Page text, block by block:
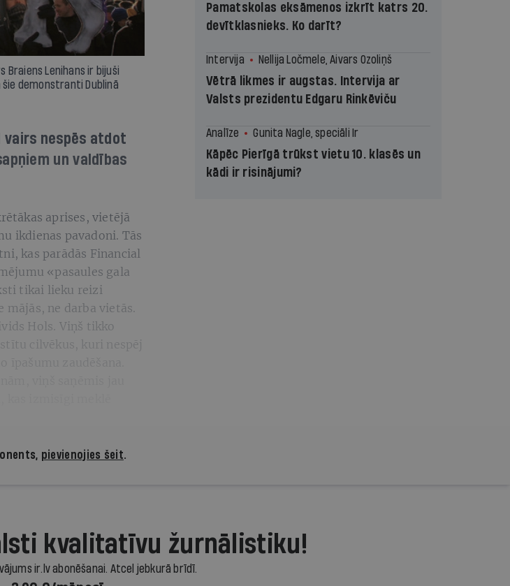
Braiens Lenihans ir bijuši
demonstranti Dublinā
vairs nespēs atdot
un valdības
aprises, vie­tējā
ikdienas pavadoni. Tās
kas parādās Financial
«pasaules gala
tikai lieku reizi
ne darba vietās.
Hols. Viņš tikko
cilvēkus, kuri nespēj
Pamatskolas eksāmenos izkrīt katrs 20.
devītklasnieks. Ko darīt?
Intervija Nellija Ločmele, Aivars Ozoliņš
Vētrā likmes ir augstas. Intervija ar
Valsts prezidentu Edgaru Rinkēviču
Analīze Gunita Nagle, speciāli Ir
Kāpēc Pierīgā trūkst vietu 10. klasēs un
kādi ir risinājumi?
pievienojies šeit.
kvalitatīvu žurnālistiku!
ir.lv abonēšanai. Atcel jebkurā brīdī.